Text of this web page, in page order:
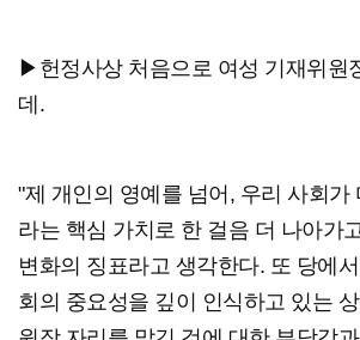
▶헌정사상 처음으로 여성 기재위원
데.
"제 개인의 영예를 넘어, 우리 사회가
라는 핵심 가치로 한 걸음 더 나아가
변화의 징표라고 생각한다. 또 당에
회의 중요성을 깊이 인식하고 있는